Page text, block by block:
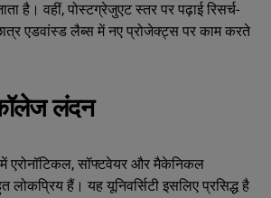
है। वहीं, पोस्टग्रेजुएट स्तर पर पढ़ाई रिसर्च-
एडवांस्ड लैब्स में नए प्रोजेक्ट्स पर काम करते
लंदन
एरोनॉटिकल, सॉफ्टवेयर और मैकेनिकल
लोकप्रिय हैं। यह यूनिवर्सिटी इसलिए प्रसिद्ध है